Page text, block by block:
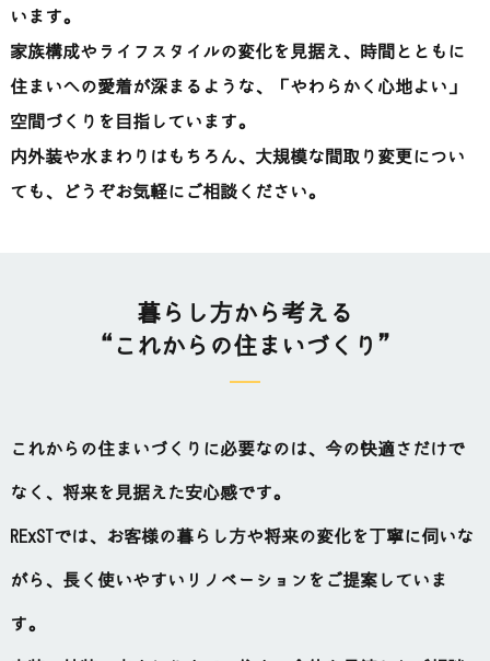
います。
家族構成やライフスタイルの変化を見据え、時間とともに
住まいへの愛着が深まるような、「やわらかく心地よい」
空間づくりを目指しています。
内外装や水まわりはもちろん、大規模な間取り変更につい
ても、どうぞお気軽にご相談ください。
暮らし方から考える
“これからの住まいづくり”
これからの住まいづくりに必要なのは、今の快適さだけで
なく、将来を見据えた安心感です。
RExSTでは、お客様の暮らし方や将来の変化を丁寧に伺いな
がら、長く使いやすいリノベーションをご提案していま
す。